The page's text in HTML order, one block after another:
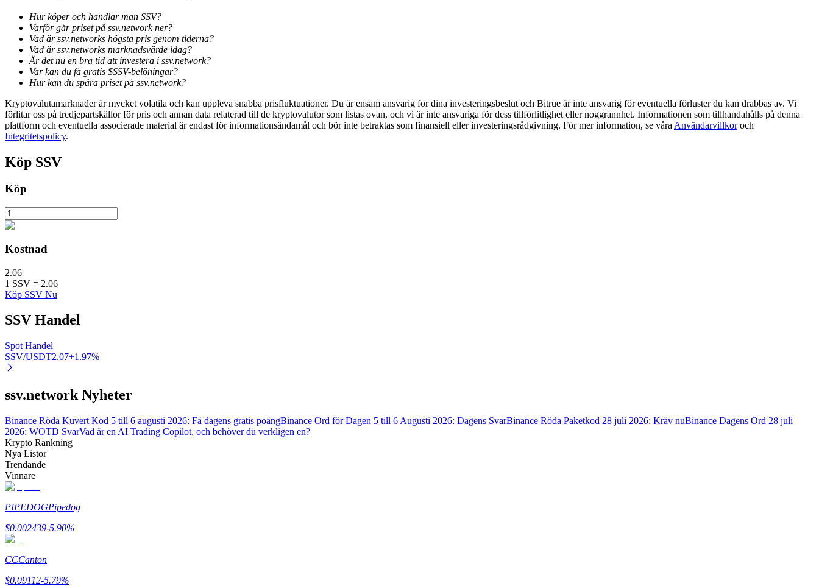
Utsättning
Hög avkastning och omedelbar tillgång
Launchpool
BTR-låsningar
Hur köper och handlar man SSV?
Varför går priset på ssv.network ner?
Vad är ssv.networks högsta pris genom tiderna?
Vad är ssv.networks marknadsvärde idag?
Är det nu en bra tid att investera i ssv.network?
Var kan du få gratis $SSV-belöningar?
Hur kan du spåra priset på ssv.network?
Kryptovalutamarknader är mycket volatila och kan uppleva snabba prisfluktuationer. Du är ensam ansvarig för dina investeringsbeslut och Bitrue är inte ansvarig för eventuella förluster du kan drabbas av. Vi
förlitar oss på tredjepartskällor för pris och annan data relaterad till de kryptovalutor som listas ovan, och vi är inte ansvariga för dess tillförlitlighet eller noggrannhet. Informationen som tillhandahålls på denna
plattform och eventuella associerade material är endast för informationsändamål och bör inte betraktas som finansiell eller investeringsrådgivning. För mer information, se våra Användarvillkoroch
Integritetspolicy.
Köp SSV
Köp
Kostnad
2.06
1 SSV = 2.06
Köp SSV Nu
SSV Handel
Spot Handel
SSV/USDT2.07+1.97%
ssv.network Nyheter
Binance Röda Kuvert Kod 5 till 6 augusti 2026: Få dagens gratis poängBinance Ord för Dagen 5 till 6 Augusti 2026: Dagens SvarBinance Röda Paketkod 28 juli 2026: Kräv nuBinance Dagens Ord 28 juli
2026: WOTD SvarVad är en AI Trading Copilot, och behöver du verkligen en?
Krypto Rankning
Nya Listor
Trendande
Vinnare
PIPEDOGPipedog
$0.002439-5.90%
CCCanton
$0.09112-5.79%